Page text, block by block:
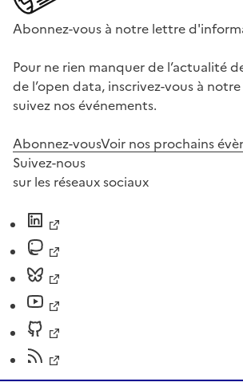
Abonnez-vous à notre lettre
Pour ne rien manquer de l’actualité
de l’open data, inscrivez-vous à
suivez nos événements.
Abonnez-vousVoir nos prochains
Suivez-nous
sur les réseaux sociaux